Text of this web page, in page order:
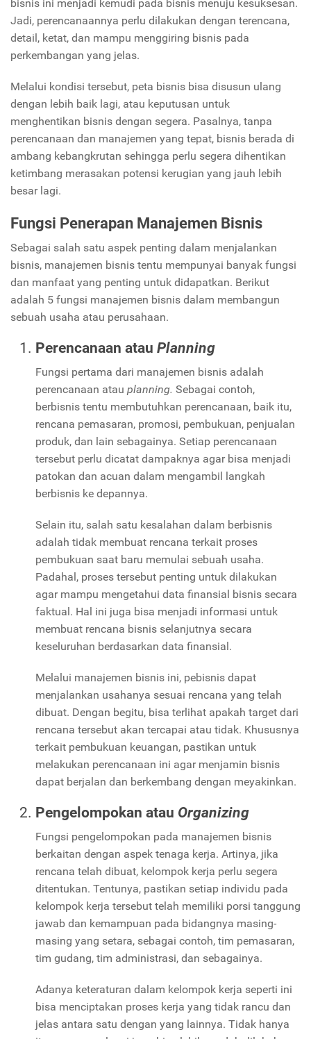
bisnis ini menjadi kemudi pada bisnis menuju kesuksesan.
Jadi, perencanaannya perlu dilakukan dengan terencana,
detail, ketat, dan mampu menggiring bisnis pada
perkembangan yang jelas.
Melalui kondisi tersebut, peta bisnis bisa disusun ulang
dengan lebih baik lagi, atau keputusan untuk
menghentikan bisnis dengan segera. Pasalnya, tanpa
perencanaan dan manajemen yang tepat, bisnis berada di
ambang kebangkrutan sehingga perlu segera dihentikan
ketimbang merasakan potensi kerugian yang jauh lebih
besar lagi.
Fungsi Penerapan Manajemen Bisnis
Sebagai salah satu aspek penting dalam menjalankan
bisnis, manajemen bisnis tentu mempunyai banyak fungsi
dan manfaat yang penting untuk didapatkan. Berikut
adalah 5 fungsi manajemen bisnis dalam membangun
sebuah usaha atau perusahaan.
Perencanaan atau Planning
Fungsi pertama dari manajemen bisnis adalah
perencanaan atau planning. Sebagai contoh,
berbisnis tentu membutuhkan perencanaan, baik itu,
rencana pemasaran, promosi, pembukuan, penjualan
produk, dan lain sebagainya. Setiap perencanaan
tersebut perlu dicatat dampaknya agar bisa menjadi
patokan dan acuan dalam mengambil langkah
berbisnis ke depannya.
Selain itu, salah satu kesalahan dalam berbisnis
adalah tidak membuat rencana terkait proses
pembukuan saat baru memulai sebuah usaha.
Padahal, proses tersebut penting untuk dilakukan
agar mampu mengetahui data finansial bisnis secara
faktual. Hal ini juga bisa menjadi informasi untuk
membuat rencana bisnis selanjutnya secara
keseluruhan berdasarkan data finansial.
Melalui manajemen bisnis ini, pebisnis dapat
menjalankan usahanya sesuai rencana yang telah
dibuat. Dengan begitu, bisa terlihat apakah target dari
rencana tersebut akan tercapai atau tidak. Khususnya
terkait pembukuan keuangan, pastikan untuk
melakukan perencanaan ini agar menjamin bisnis
dapat berjalan dan berkembang dengan meyakinkan.
Pengelompokan atau Organizing
Fungsi pengelompokan pada manajemen bisnis
berkaitan dengan aspek tenaga kerja. Artinya, jika
rencana telah dibuat, kelompok kerja perlu segera
ditentukan. Tentunya, pastikan setiap individu pada
kelompok kerja tersebut telah memiliki porsi tanggung
jawab dan kemampuan pada bidangnya masing-
masing yang setara, sebagai contoh, tim pemasaran,
tim gudang, tim administrasi, dan sebagainya.
Adanya keteraturan dalam kelompok kerja seperti ini
bisa menciptakan proses kerja yang tidak rancu dan
jelas antara satu dengan yang lainnya. Tidak hanya